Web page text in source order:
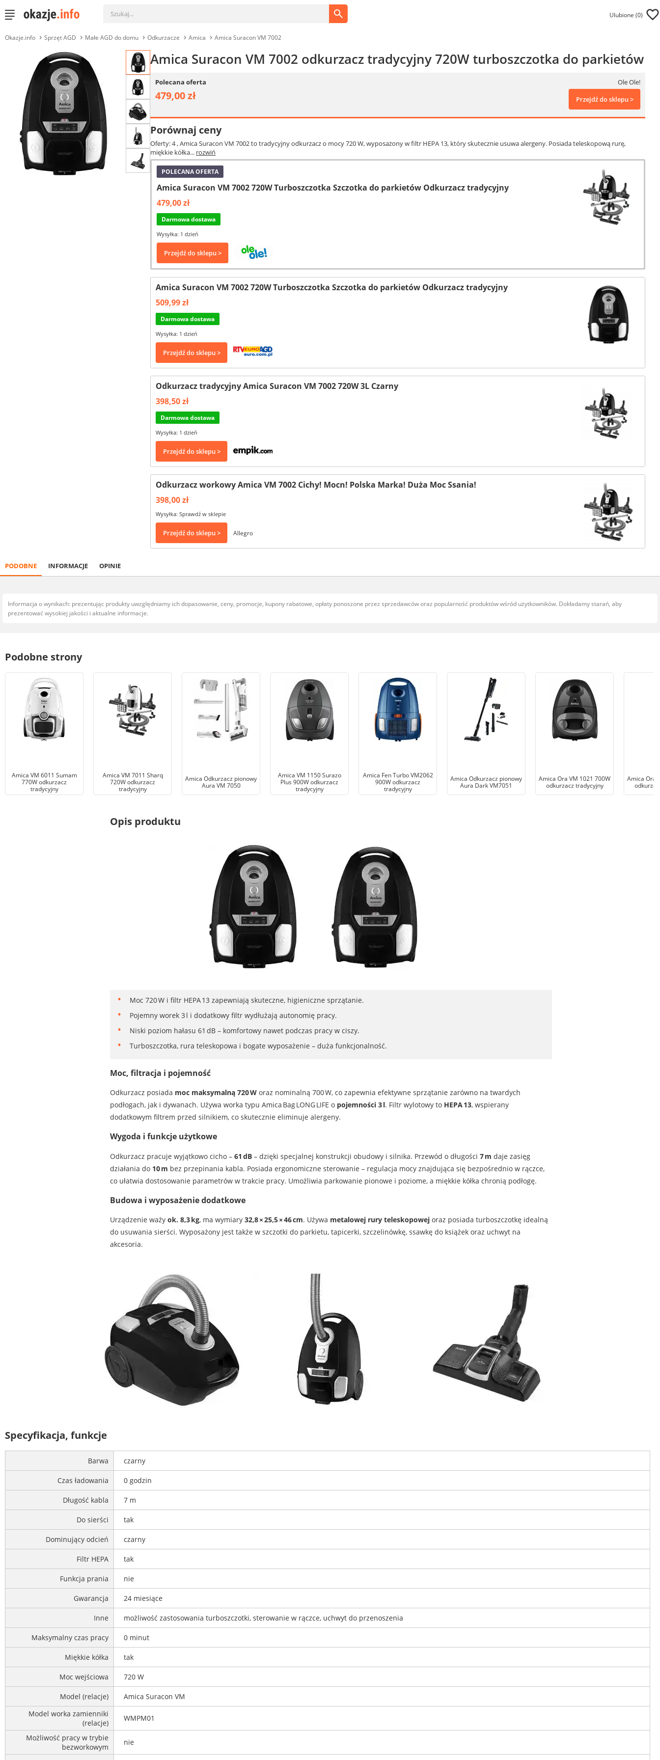
Ulubione (0)
Okazje.info Sprzęt AGD Małe AGD do domu Odkurzacze Amica Amica Suracon VM 7002
Amica Suracon VM 7002 odkurzacz tradycyjny 720W turboszczotka do parkietów
Polecana oferta Ole Ole!
479,00 zł Przejdź do sklepu >
Porównaj ceny
Oferty: 4, Amica Suracon VM 7002 to tradycyjny odkurzacz o mocy 720 W, wyposażony w filtr HEPA 13, który skutecznie usuwa alergeny. Posiada teleskopową rurę,
miękkie kółka... rozwiń
POLECANA OFERTA
Amica Suracon VM 7002 720W Turboszczotka Szczotka do parkietów Odkurzacz tradycyjny
479,00 zł
Darmowa dostawa
Wysyłka: 1 dzień
Przejdź do sklepu >
Amica Suracon VM 7002 720W Turboszczotka Szczotka do parkietów Odkurzacz tradycyjny
509,99 zł
Darmowa dostawa
Wysyłka: 1 dzień
Przejdź do sklepu >
Odkurzacz tradycyjny Amica Suracon VM 7002 720W 3L Czarny
398,50 zł
Darmowa dostawa
Wysyłka: 1 dzień
Przejdź do sklepu >
Odkurzacz workowy Amica VM 7002 Cichy! Mocn! Polska Marka! Duża Moc Ssania!
398,00 zł
Wysyłka: Sprawdź w sklepie
Przejdź do sklepu > Allegro
PODOBNE INFORMACJE OPINIE
Informacja o wynikach: prezentując produkty uwzględniamy ich dopasowanie, ceny, promocje, kupony rabatowe, opłaty ponoszone przez sprzedawców oraz popularność produktów wśród użytkowników. Dokładamy starań, aby
prezentować wysokiej jakości i aktualne informacje.
Podobne strony
Amica VM 6011 Sumam
770W odkurzacz
tradycyjny
Amica VM 7011 Sharq
720W odkurzacz
tradycyjny
Amica Odkurzacz pionowy
Aura VM 7050
Amica VM 1150 Surazo
Plus 900W odkurzacz
tradycyjny
Amica Fen Turbo VM2062
900W odkurzacz
tradycyjny
Amica Odkurzacz pionowy
Aura Dark VM7051
Amica Ora VM 1021 700W
odkurzacz tradycyjny
Amica Ora
Opis produktu
Moc 720 W i filtr HEPA 13 zapewniają skuteczne, higieniczne sprzątanie.
Pojemny worek 3 l i dodatkowy filtr wydłużają autonomię pracy.
Niski poziom hałasu 61 dB – komfortowy nawet podczas pracy w ciszy.
Turboszczotka, rura teleskopowa i bogate wyposażenie – duża funkcjonalność.
Moc, filtracja i pojemność
Odkurzacz posiada moc maksymalną 720 Woraz nominalną 700 W, co zapewnia efektywne sprzątanie zarówno na twardych
podłogach, jak i dywanach. Używa worka typu Amica Bag LONG LIFE o pojemności 3 l. Filtr wylotowy to HEPA 13, wspierany
dodatkowym filtrem przed silnikiem, co skutecznie eliminuje alergeny.
Wygoda i funkcje użytkowe
Odkurzacz pracuje wyjątkowo cicho – 61 dB– dzięki specjalnej konstrukcji obudowy i silnika. Przewód o długości 7 m daje zasięg
działania do 10 m bez przepinania kabla. Posiada ergonomiczne sterowanie – regulacja mocy znajdująca się bezpośrednio w rączce,
co ułatwia dostosowanie parametrów w trakcie pracy. Umożliwia parkowanie pionowe i poziome, a miękkie kółka chronią podłogę.
Budowa i wyposażenie dodatkowe
Urządzenie waży ok. 8,3 kg, ma wymiary 32,8 × 25,5 × 46 cm. Używa metalowej rury teleskopowejoraz posiada turboszczotkę idealną
do usuwania sierści. Wyposażony jest także w szczotki do parkietu, tapicerki, szczelinówkę, ssawkę do książek oraz uchwyt na
akcesoria.
Specyfikacja, funkcje
Barwa czarny
Czas ładowania 0 godzin
Długość kabla 7 m
Do sierści tak
Dominujący odcień czarny
Filtr HEPA tak
Funkcja prania nie
Gwarancja 24 miesiące
Inne możliwość zastosowania turboszczotki, sterowanie w rączce, uchwyt do przenoszenia
Maksymalny czas pracy 0 minut
Miękkie kółka tak
Moc wejściowa 720 W
Model (relacje)
Amica Suracon VM
Model worka zamienniki
(relacje)
WMPM01
Możliwość pracy w trybie
bezworkowym
nie